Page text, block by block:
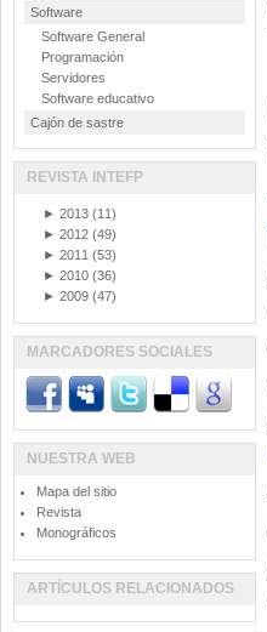
Software
Software General
Programación
Servidores
Software educativo
Cajón de sastre
REVISTA INTEFP
► 2013 (11)
► 2012 (49)
► 2011 (53)
► 2010 (36)
► 2009 (47)
MARCADORES SOCIALES
NUESTRA WEB
Mapa del sitio
Revista
Monográficos
ARTÍCULOS RELACIONADOS